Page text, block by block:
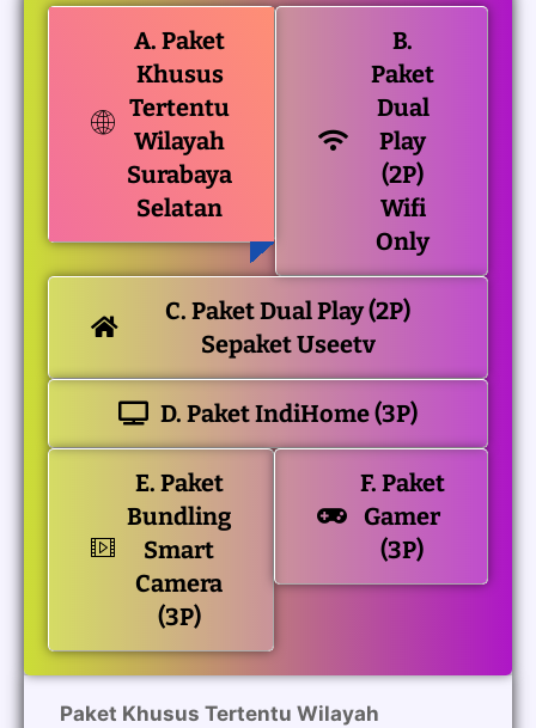
A. Paket
Khusus
Tertentu
Wilayah
Surabaya
Selatan
B.
Paket
Dual
Play
(2P)
Wifi
Only
C. Paket Dual Play (2P)
Sepaket Useetv
D. Paket IndiHome (3P)
E. Paket
Bundling
Smart
Camera
(3P)
F. Paket
Gamer
(3P)
Paket Khusus Tertentu Wilayah